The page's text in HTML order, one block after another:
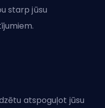
starp jūsu
atspoguļot jūsu